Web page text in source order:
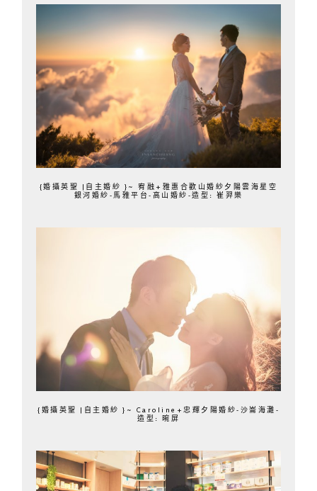
{婚攝英聖 |自主婚紗 }~ 宥融+雅惠合歡山婚紗夕陽雲海星空
銀河婚紗-馬雅平台-高山婚紗-造型: 崔羿樂
{婚攝英聖 |自主婚紗 }~ Caroline+忠輝夕陽婚紗-沙崙海灘-
造型: 晼屏